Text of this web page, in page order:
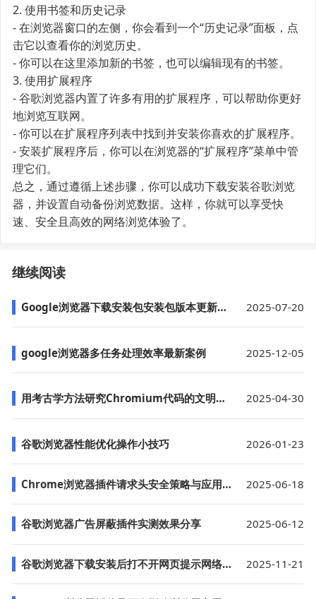
2. 使用书签和历史记录
- 在浏览器窗口的左侧，你会看到一个“历史记录”面板，点
击它以查看你的浏览历史。
- 你可以在这里添加新的书签，也可以编辑现有的书签。
3. 使用扩展程序
- 谷歌浏览器内置了许多有用的扩展程序，可以帮助你更好
地浏览互联网。
- 你可以在扩展程序列表中找到并安装你喜欢的扩展程序。
- 安装扩展程序后，你可以在浏览器的“扩展程序”菜单中管
理它们。
总之，通过遵循上述步骤，你可以成功下载安装谷歌浏览
器，并设置自动备份浏览数据。这样，你就可以享受快
速、安全且高效的网络浏览体验了。
继续阅读
Google浏览器下载安装包安装包版本更新管理方案 2025-07-20
google浏览器多任务处理效率最新案例 2025-12-05
用考古学方法研究Chromium代码的文明演进图谱 2025-04-30
谷歌浏览器性能优化操作小技巧 2026-01-23
Chrome浏览器插件请求头安全策略与应用实践 2025-06-18
谷歌浏览器广告屏蔽插件实测效果分享 2025-06-12
谷歌浏览器下载安装后打不开网页提示网络连接异常 2025-11-21